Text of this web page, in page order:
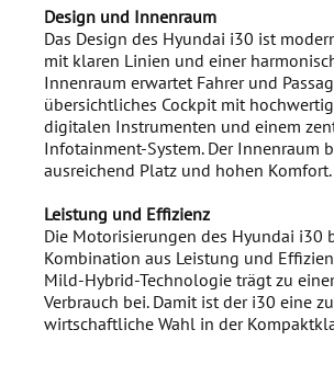
Design und Innenraum
Das Design des Hyundai i30 ist
mit klaren Linien und einer
Innenraum erwartet Fahrer und
übersichtliches Cockpit mit
digitalen Instrumenten und einem
Infotainment-System. Der Innenraum
ausreichend Platz und hohen Komfort.
Leistung und Effizienz
Die Motorisierungen des Hyundai i30
Kombination aus Leistung und
Mild-Hybrid-Technologie trägt zu
Verbrauch bei. Damit ist der i30 eine
wirtschaftliche Wahl in der